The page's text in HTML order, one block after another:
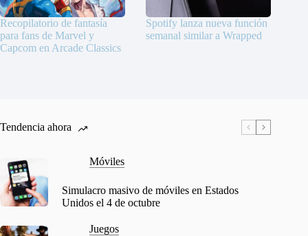
Recopilatorio de fantasía
para fans de Marvel y
Capcom en Arcade Classics
Spotify lanza nueva función
semanal similar a Wrapped
Tendencia ahora
Móviles
Simulacro masivo de móviles en Estados
Unidos el 4 de octubre
Juegos